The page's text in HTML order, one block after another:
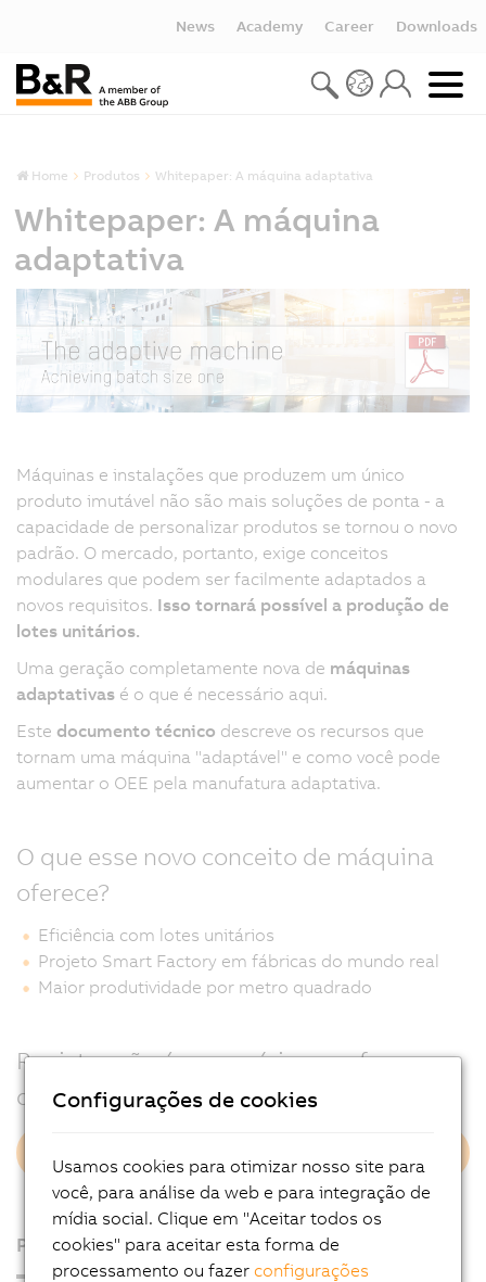
News Academy Career Downloads
Home Produtos Whitepaper: A máquina adaptativa
Whitepaper: A máquina
adaptativa
Máquinas e instalações que produzem um único
produto imutável não são mais soluções de ponta - a
capacidade de personalizar produtos se tornou o novo
padrão. O mercado, portanto, exige conceitos
modulares que podem ser facilmente adaptados a
novos requisitos. Isso tornará possível a produção de
lotes unitários.
Uma geração completamente nova de máquinas
adaptativas é o que é necessário aqui.
Este documento técnico descreve os recursos que
tornam uma máquina "adaptável" e como você pode
aumentar o OEE pela manufatura adaptativa.
O que esse novo conceito de máquina
oferece?
Eficiência com lotes unitários
Projeto Smart Factory em fábricas do mundo real
Maior produtividade por metro quadrado
Registro não é necessário para fazer o
download do documento técnico!
Produtos
Configurações de cookies
Usamos cookies para otimizar nosso site para
você, para análise da web e para integração de
mídia social. Clique em "Aceitar todos os
cookies" para aceitar esta forma de
processamento ou fazerconfigurações